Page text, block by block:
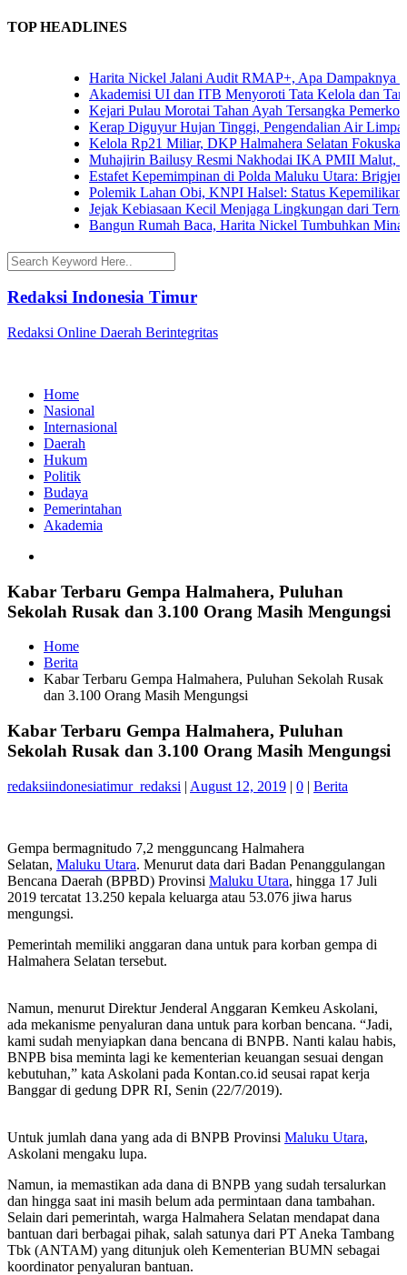
TOP HEADLINES
Harita Nickel Jalani Audit RMAP+, Apa Dampaknya
Akademisi UI dan ITB Menyoroti Tata Kelola dan
Kejari Pulau Morotai Tahan Ayah Tersangka
Kerap Diguyur Hujan Tinggi, Pengendalian Air Limpasan
Kelola Rp21 Miliar, DKP Halmahera Selatan Fokuskan
Muhajirin Bailusy Resmi Nakhodai IKA PMII Malut,
Estafet Kepemimpinan di Polda Maluku Utara: Brigjen
Polemik Lahan Obi, KNPI Halsel: Status Kepemilikan
Jejak Kebiasaan Kecil Menjaga Lingkungan dari Ternate
Bangun Rumah Baca, Harita Nickel Tumbuhkan Minat
Redaksi Indonesia Timur
Redaksi Online Daerah Berintegritas
Home
Nasional
Internasional
Daerah
Hukum
Politik
Budaya
Pemerintahan
Akademia
Kabar Terbaru Gempa Halmahera, Puluhan
Sekolah Rusak dan 3.100 Orang Masih Mengungsi
Home
Berita
Kabar Terbaru Gempa Halmahera, Puluhan Sekolah Rusak
dan 3.100 Orang Masih Mengungsi
Kabar Terbaru Gempa Halmahera, Puluhan
Sekolah Rusak dan 3.100 Orang Masih Mengungsi
redaksiindonesiatimur_redaksi | August 12, 2019 | 0 | Berita
Gempa bermagnitudo 7,2 mengguncang Halmahera
Selatan, Maluku Utara. Menurut data dari Badan Penanggulangan
Bencana Daerah (BPBD) Provinsi Maluku Utara, hingga 17 Juli
2019 tercatat 13.250 kepala keluarga atau 53.076 jiwa harus
mengungsi.
Pemerintah memiliki anggaran dana untuk para korban gempa di
Halmahera Selatan tersebut.
Namun, menurut Direktur Jenderal Anggaran Kemkeu Askolani,
ada mekanisme penyaluran dana untuk para korban bencana. “Jadi,
kami sudah menyiapkan dana bencana di BNPB. Nanti kalau habis,
BNPB bisa meminta lagi ke kementerian keuangan sesuai dengan
kebutuhan,” kata Askolani pada Kontan.co.id seusai rapat kerja
Banggar di gedung DPR RI, Senin (22/7/2019).
Untuk jumlah dana yang ada di BNPB Provinsi Maluku Utara,
Askolani mengaku lupa.
Namun, ia memastikan ada dana di BNPB yang sudah tersalurkan
dan hingga saat ini masih belum ada permintaan dana tambahan.
Selain dari pemerintah, warga Halmahera Selatan mendapat dana
bantuan dari berbagai pihak, salah satunya dari PT Aneka Tambang
Tbk (ANTAM) yang ditunjuk oleh Kementerian BUMN sebagai
koordinator penyaluran bantuan.